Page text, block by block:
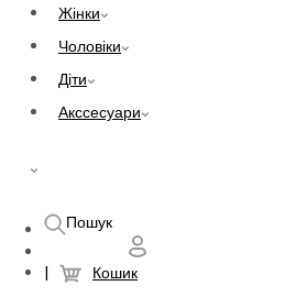
Жінки
Чоловіки
Діти
Акссесуари
Пошук
Кошик